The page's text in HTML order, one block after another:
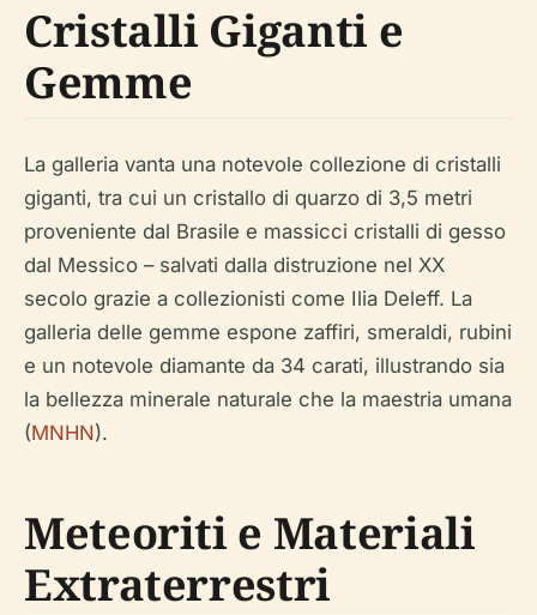
Cristalli Giganti e
Gemme
La galleria vanta una notevole collezione di cristalli
giganti, tra cui un cristallo di quarzo di 3,5 metri
proveniente dal Brasile e massicci cristalli di gesso
dal Messico – salvati dalla distruzione nel XX
secolo grazie a collezionisti come Ilia Deleff. La
galleria delle gemme espone zaffiri, smeraldi, rubini
e un notevole diamante da 34 carati, illustrando sia
la bellezza minerale naturale che la maestria umana
(MNHN).
Meteoriti e Materiali
Extraterrestri